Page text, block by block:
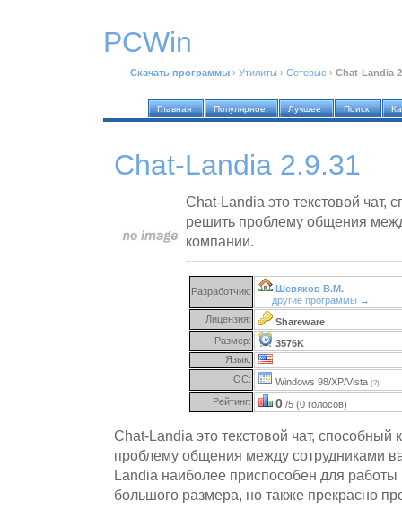
PCWin
Скачать программы › Утилиты › Сетевые › Chat-Landia
Главная Популярное Лучшее Поиск
Chat-Landia 2.9.31
Chat-Landia это текстовой чат,
решить проблему общения
компании.
Разработчик:
Шевяков В.М.
другие программы →
Лицензия:
Shareware
Размер:
3576K
Язык:
ОС:
Windows 98/XP/Vista (?)
Рейтинг: 0 /5 (0 голосов)
Chat-Landia это текстовой чат, способный
проблему общения между сотрудниками
Landia наиболее приспособен для работы
большого размера, но также прекрасно